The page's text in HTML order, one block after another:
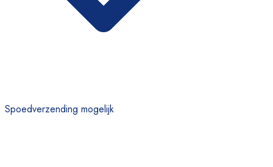
Spoedverzending mogelijk